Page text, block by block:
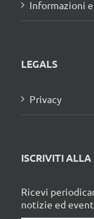
Informazioni
LEGALS
Privacy
ISCRIVITI ALLA
Ricevi
notizie ed